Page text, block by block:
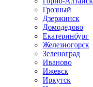
Грозный
Дзержинск
Домодедово
Екатеринбург
Железногорск
Зеленоград
Иваново
Ижевск
Иркутск